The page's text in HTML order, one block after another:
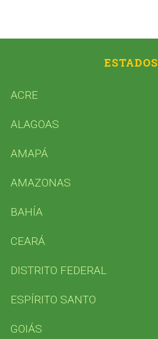
ESTADOS
ACRE
ALAGOAS
AMAPÁ
AMAZONAS
BAHÍA
CEARÁ
DISTRITO FEDERAL
ESPÍRITO SANTO
GOIÁS